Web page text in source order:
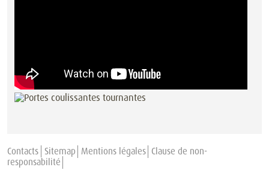
Contacts Sitemap Mentions légales Clause de non-
responsabilité